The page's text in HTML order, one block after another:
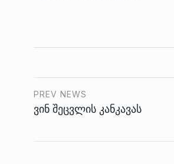
PREV NEWS
ვინ შეცვლის კანკავას